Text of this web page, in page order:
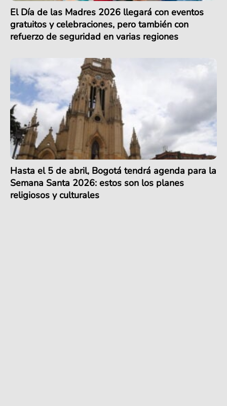
El Día de las Madres 2026 llegará con eventos
gratuitos y celebraciones, pero también con
refuerzo de seguridad en varias regiones
Hasta el 5 de abril, Bogotá tendrá agenda para la
Semana Santa 2026: estos son los planes
religiosos y culturales